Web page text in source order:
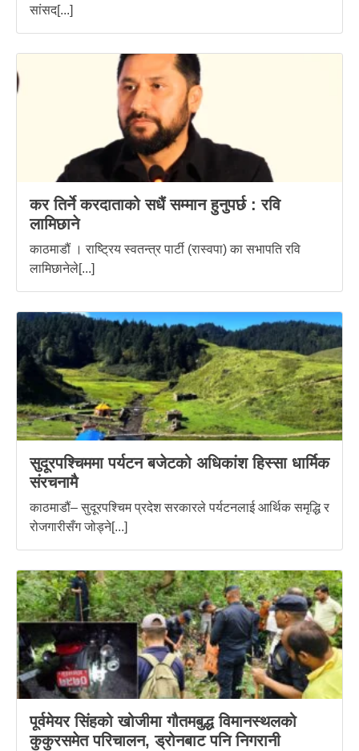
सांसद[...]
कर तिर्ने करदाताको सधैं सम्मान हुनुपर्छ : रवि
लामिछाने
काठमाडौं । राष्ट्रिय स्वतन्त्र पार्टी (रास्वपा) का सभापति रवि
लामिछानेले[...]
सुदूरपश्चिममा पर्यटन बजेटको अधिकांश हिस्सा धार्मिक
संरचनामै
काठमाडौं– सुदूरपश्चिम प्रदेश सरकारले पर्यटनलाई आर्थिक समृद्धि र
रोजगारीसँग जोड्ने[...]
पूर्वमेयर सिंहको खोजीमा गौतमबुद्ध विमानस्थलको
कुकुरसमेत परिचालन, ड्रोनबाट पनि निगरानी